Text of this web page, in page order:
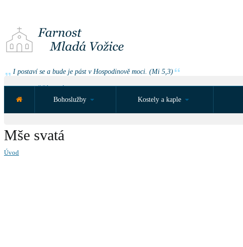
I postaví se a bude je pást v Hospodinově moci. (Mi 5,3)
Bohoslužby
Kostely a kaple
Mše svatá
Úvod